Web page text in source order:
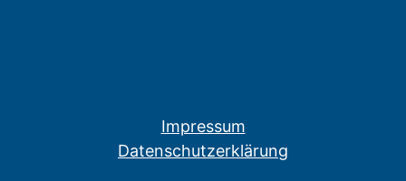
Impressum
Datenschutzerklärung